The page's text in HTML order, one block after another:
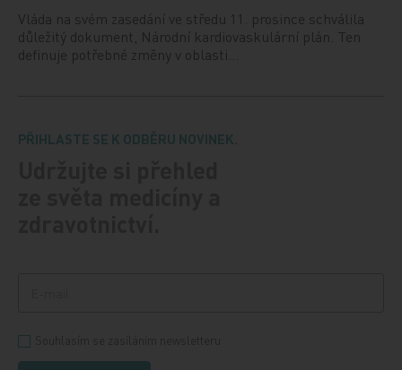
Vláda na svém zasedání ve středu 11. prosince schválila
důležitý dokument, Národní kardiovaskulární plán. Ten
definuje potřebné změny v oblasti…
PŘIHLASTE SE K ODBĚRU NOVINEK.